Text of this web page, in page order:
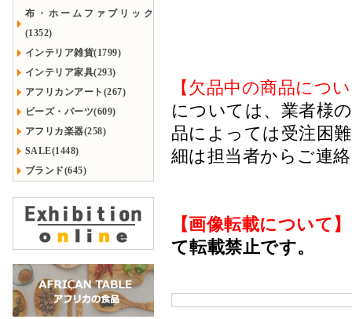
布・ホームファブリック
(1352)
インテリア雑貨(1799)
インテリア家具(293)
アフリカンアート(267)
ビーズ・パーツ(609)
アフリカ楽器(258)
SALE(1448)
ブランド(645)
【欠品中の商品につ
については、業者様
品によっては受注困
細は担当者からご連
【画像転載について】
て転載禁止です。